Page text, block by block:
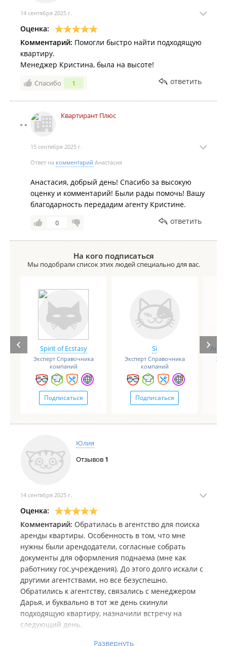
14 сентября 2025 г.
Оценка:
Комментарий: Помогли быстро найти подходящую
квартиру.
Менеджер Кристина, была на высоте!
Спасибо 1 ответить
Квартирант Плюс
15 сентября 2025 г.
Ответ на комментарий Анастасия
Анастасия, добрый день! Спасибо за высокую
оценку и комментарий! Были рады помочь! Вашу
благодарность передадим агенту Кристине.
0 ответить
На кого подписаться
Мы подобрали список этих людей специально для вас.
Spirit of Ecstasy
Эксперт Справочника
компаний
Подписаться
Si
Эксперт Справочника
компаний
Подписаться
Юлия
Отзывов 1
14 сентября 2025 г.
Оценка:
Комментарий: Обратилась в агентство для поиска
аренды квартиры. Особенность в том, что мне
нужны были арендодатели, согласные собрать
документы для оформления поднаема (мне как
работнику гос.учреждения). До этого долго искали с
другими агентствами, но все безуспешно.
Обратились к агентству, связались с менеджером
Дарья, и буквально в тот же день скинули
подходящую квартиру, назначили встречу на
следующий день.
Развернуть